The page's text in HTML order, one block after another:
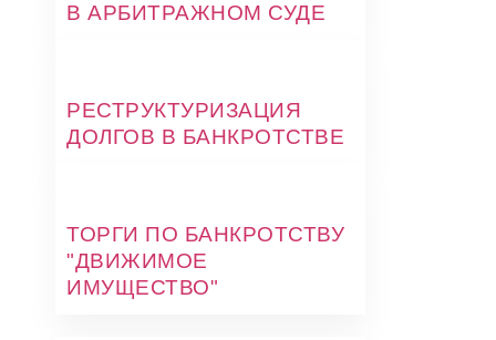
В АРБИТРАЖНОМ СУДЕ
РЕСТРУКТУРИЗАЦИЯ
ДОЛГОВ В БАНКРОТСТВЕ
ТОРГИ ПО БАНКРОТСТВУ
"ДВИЖИМОЕ
ИМУЩЕСТВО"